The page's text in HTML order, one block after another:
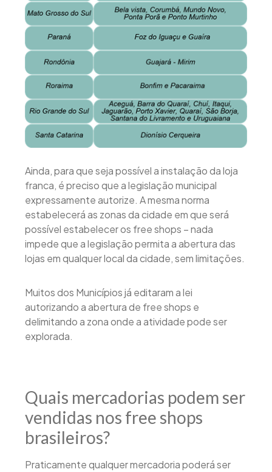
Ainda, para que seja possível a instalação da loja
franca, é preciso que a legislação municipal
expressamente autorize. A mesma norma
estabelecerá as zonas da cidade em que será
possível estabelecer os free shops – nada
impede que a legislação permita a abertura das
lojas em qualquer local da cidade, sem limitações.
Muitos dos Municípios já editaram a lei
autorizando a abertura de free shops e
delimitando a zona onde a atividade pode ser
explorada.
Quais mercadorias podem ser
vendidas nos free shops
brasileiros?
Praticamente qualquer mercadoria poderá ser